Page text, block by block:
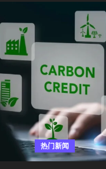
热门新闻